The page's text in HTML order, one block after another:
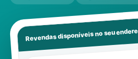
Revendas disponíveis no seu